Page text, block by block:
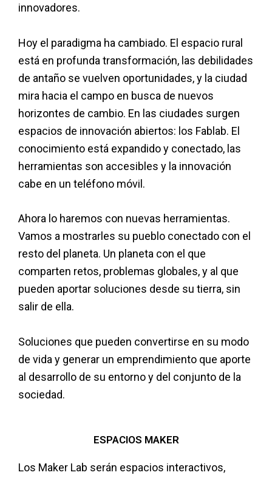
innovadores.
Hoy el paradigma ha cambiado. El espacio rural
está en profunda transformación, las debilidades
de antaño se vuelven oportunidades, y la ciudad
mira hacia el campo en busca de nuevos
horizontes de cambio. En las ciudades surgen
espacios de innovación abiertos: los Fablab. El
conocimiento está expandido y conectado, las
herramientas son accesibles y la innovación
cabe en un teléfono móvil.
Ahora lo haremos con nuevas herramientas.
Vamos a mostrarles su pueblo conectado con el
resto del planeta. Un planeta con el que
comparten retos, problemas globales, y al que
pueden aportar soluciones desde su tierra, sin
salir de ella.
Soluciones que pueden convertirse en su modo
de vida y generar un emprendimiento que aporte
al desarrollo de su entorno y del conjunto de la
sociedad.
ESPACIOS MAKER
Los Maker Lab serán espacios interactivos,